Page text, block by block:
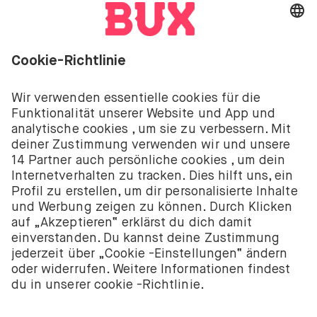
Investitionen sind mit Risiken verbunden. Du
könntest deine Einlage verlieren.
von BUX B.V. bereitgestellt. BUX B.V. ist bei der
niederländischen Handelskammer registriert unter
der Nummer 58403949. BUX B.V. wird von der
Niederländischen Aufsichtsbehörde für die
Finanzmärkte (Autoriteit Financiële Markten – AFM)
autorisiert und reguliert.
BUX B.V. bietet keine Anlageberatung an und Anleger
sollten entweder ihre eigenen Entscheidungen
treffen oder unabhängige Beratung in Anspruch
nehmen. Investitionen sind mit Risiken verbunden.
Der Wert von Investitionen kann sowohl steigen als